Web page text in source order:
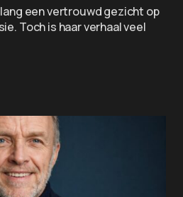
een vertrouwd gezicht op
Toch is haar verhaal veel